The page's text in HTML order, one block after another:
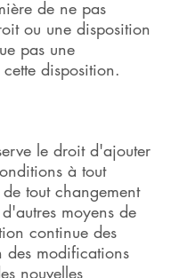
de ne pas
ou une disposition
pas une
disposition.
le droit d'ajouter
à tout
tout changement
moyens de
continue des
des modifications
nouvelles